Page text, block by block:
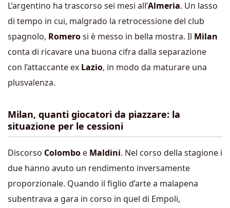
L’argentino ha trascorso sei mesi all’Almeria. Un lasso
di tempo in cui, malgrado la retrocessione del club
spagnolo, Romerosi è messo in bella mostra. Il Milan
conta di ricavare una buona cifra dalla separazione
con l’attaccante ex Lazio, in modo da maturare una
plusvalenza.
Milan, quanti giocatori da piazzare: la
situazione per le cessioni
Discorso Colombo e Maldini. Nel corso della stagione i
due hanno avuto un rendimento inversamente
proporzionale. Quando il figlio d’arte a malapena
subentrava a gara in corso in quel di Empoli,